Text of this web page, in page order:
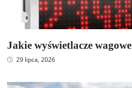
Jakie wyświetlacze
29 lipca, 2026